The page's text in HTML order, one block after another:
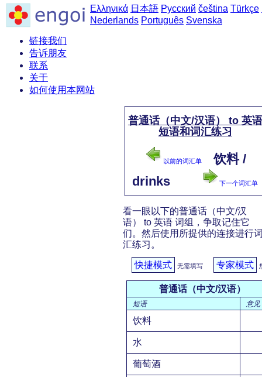
Ελληνικά 日本語 Русский čeština Türkçe
Nederlands Português Svenska
链接我们
告诉朋友
联系
关于
如何使用本网站
普通话（中文/汉语） to 英语
短语和词汇练习
以前的词汇单
饮料 /
drinks
下一个词汇单
看一眼以下的普通话（中文/汉
语） to 英语 词组，争取记住它
们。然后使用所提供的连接进行
汇练习。
快捷模式 无需填写 专家模式
普通话（中文/汉语）
短语 意见
饮料
水
葡萄酒